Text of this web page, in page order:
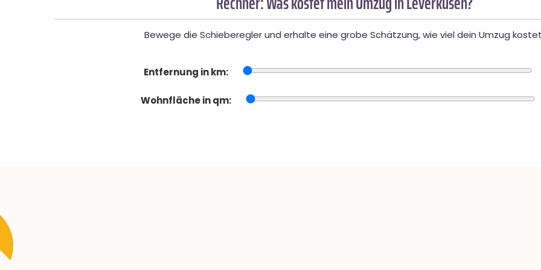
Bewege die Schieberegler und erhalte eine grobe Schätzung, wie viel dein Umzug
Entfernung in km:
Wohnfläche in qm: